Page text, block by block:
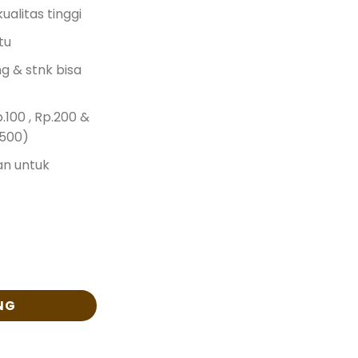
tinggi
& stnk bisa
, Rp.200 &
untuk